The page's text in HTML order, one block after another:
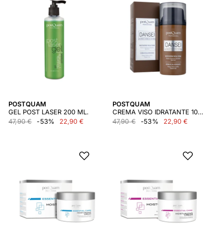
POSTQUAM
GEL POST LASER 200 ML.
47,90 €
-53% 22,90 €
POSTQUAM
CREMA VISO IDRATANTE 100ML
47,90 €
-53% 22,90 €